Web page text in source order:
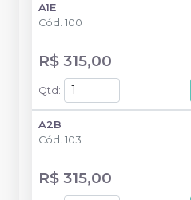
A1E
Cód. 100
R$ 315,00
Qtd:
A2B
Cód. 103
R$ 315,00